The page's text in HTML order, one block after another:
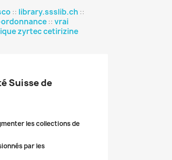
:: library.ssslib.ch ::
:: vrai
zyrtec cetirizine
Suisse de
les collections de
par les